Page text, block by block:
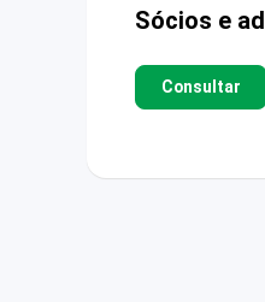
Sócios e
Consultar